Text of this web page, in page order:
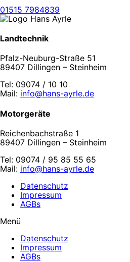
01515 7984839
Landtechnik
Pfalz-Neuburg-Straße 51
89407 Dillingen – Steinheim
Tel: 09074 / 10 10
Mail: info@hans-ayrle.de
Motorgeräte
Reichenbachstraße 1
89407 Dillingen – Steinheim
Tel: 09074 / 95 85 55 65
Mail: info@hans-ayrle.de
Datenschutz
Impressum
AGBs
Menü
Datenschutz
Impressum
AGBs